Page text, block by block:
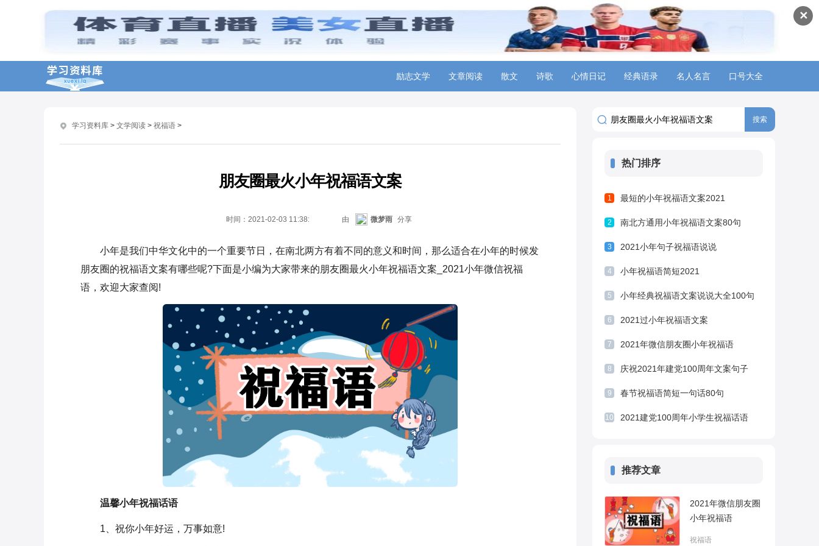
✕
励志文学 文章阅读 散文 诗歌 心情日记 经典语录 名人名言 口号大全
学习资料库 > 文学阅读 > 祝福语 >
朋友圈最火小年祝福语文案
时间： 2021-02-03 11:38:10 由 微梦雨 分享
小年是我们中华文化中的一个重要节日，在南北两方有着不同的意义和时间，那么适合在小年的时候发
朋友圈的祝福语文案有哪些呢?下面是小编为大家带来的朋友圈最火小年祝福语文案_2021小年微信祝福
语，欢迎大家查阅!
温馨小年祝福话语
1、祝你小年好运，万事如意!
热门排序
1 最短的小年祝福语文案2021
2 南北方通用小年祝福语文案80句
3 2021小年句子祝福语说说
4 小年祝福语简短2021
5 小年经典祝福语文案说说大全100句
6 2021过小年祝福语文案
7 2021年微信朋友圈小年祝福语
8 庆祝2021年建党100周年文案句子
9 春节祝福语简短一句话80句
10 2021建党100周年小学生祝福话语
推荐文章
2021年微信朋友圈
小年祝福语
祝福语
小年经典祝福语文案说说大全100
2021小年句子祝福语说说